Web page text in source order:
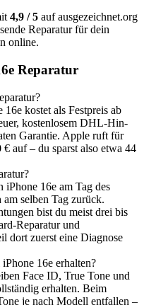
4,9 / 5 auf ausgezeichnet.org
Reparatur für dein
online.
Reparatur
kostet als Festpreis ab
kostenlosem DHL-Hin-
Garantie. Apple ruft für
auf – du sparst also etwa 44
16e am Tag des
selben Tag zurück.
bist du meist drei bis
Reparatur und
dort zuerst eine Diagnose
16e erhalten?
Face ID, True Tone und
erhalten. Beim
je nach Modell entfallen –